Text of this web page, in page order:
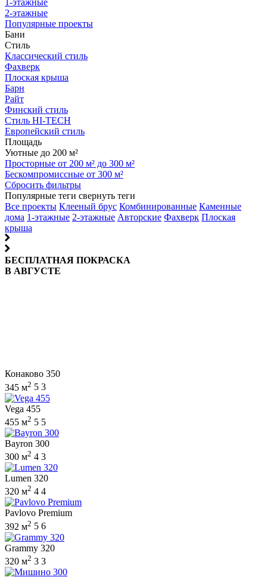
1-этажные
2-этажные
Популярные проекты
Бани
Стиль
Классический стиль
Фахверк
Плоская крыша
Барн
Райт
Финский стиль
Стиль HI-TECH
Европейский стиль
Площадь
Уютные до 200 м²
Просторные от 200 м² до 300 м²
Бескомпромиссные от 300 м²
Сбросить фильтры
Популярные теги свернуть теги
Все проекты Клееный брус Комбинированные Каменные
дома 1-этажные 2-этажные Авторские Фахверк Плоская
крыша
БЕСПЛАТНАЯ ПОКРАСКА
В АВГУСТЕ
Конаково 350
345 м2 5 3
Vega 455
455 м2 5 5
Bayron 300
300 м2 4 3
Lumen 320
320 м2 4 4
Pavlovo Premium
392 м2 5 6
Grammy 320
320 м2 3 3